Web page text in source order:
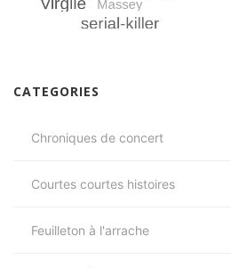
CATEGORIES
Chroniques de concert
Courtes courtes histoires
Feuilleton à l'arrache